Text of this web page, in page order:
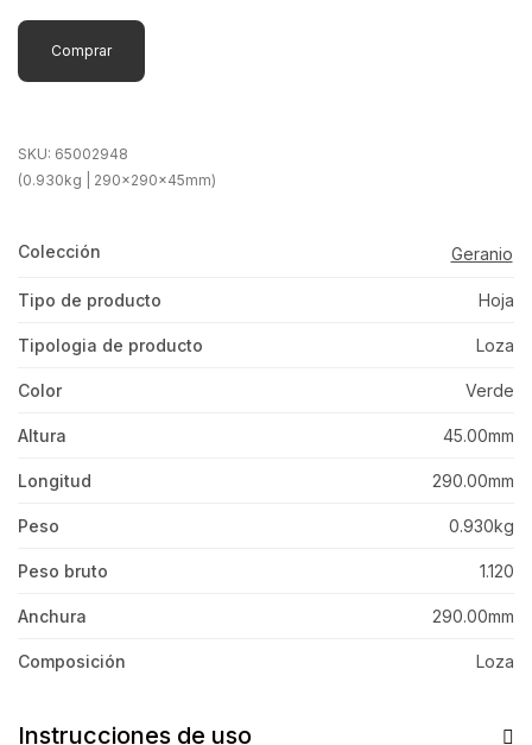
Comprar
SKU: 65002948
(0.930kg | 290x290x45mm)
Colección Geranio
Tipo de producto Hoja
Tipologia de producto Loza
Color Verde
Altura 45.00mm
Longitud 290.00mm
Peso 0.930kg
Peso bruto 1.120
Anchura 290.00mm
Composición Loza
Instrucciones de uso